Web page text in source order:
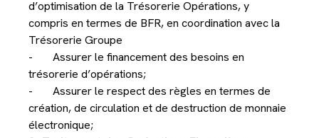
d’optimisation de la Trésorerie Opérations, y
compris en termes de BFR, en coordination avec la
Trésorerie Groupe
- Assurer le financement des besoins en
trésorerie d’opérations;
- Assurer le respect des règles en termes de
création, de circulation et de destruction de monnaie
électronique;